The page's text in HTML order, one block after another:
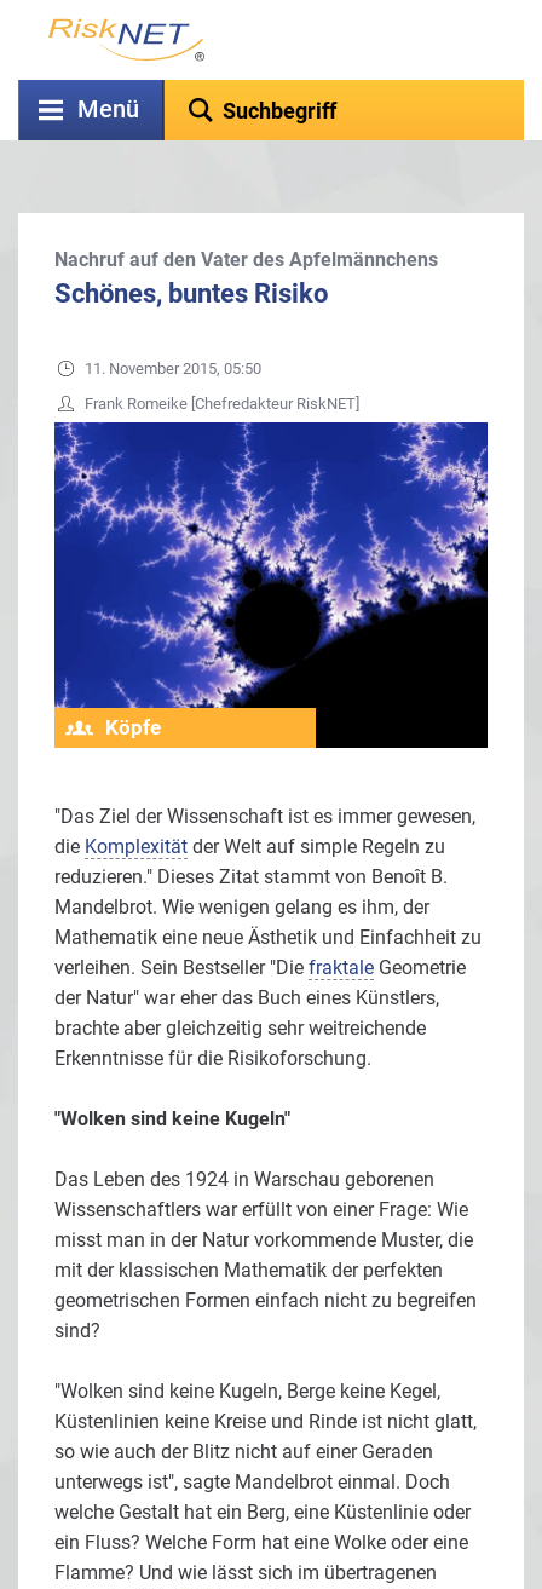
Menü
Nachruf auf den Vater des Apfelmännchens
Schönes, buntes Risiko
11. November 2015, 05:50
Frank Romeike [Chefredakteur RiskNET]
Köpfe
"Das Ziel der Wissenschaft ist es immer gewesen,
die Komplexität der Welt auf simple Regeln zu
reduzieren." Dieses Zitat stammt von Benoît B.
Mandelbrot. Wie wenigen gelang es ihm, der
Mathematik eine neue Ästhetik und Einfachheit zu
verleihen. Sein Bestseller "Die fraktale Geometrie
der Natur" war eher das Buch eines Künstlers,
brachte aber gleichzeitig sehr weitreichende
Erkenntnisse für die Risikoforschung.
"Wolken sind keine Kugeln"
Das Leben des 1924 in Warschau geborenen
Wissenschaftlers war erfüllt von einer Frage: Wie
misst man in der Natur vorkommende Muster, die
mit der klassischen Mathematik der perfekten
geometrischen Formen einfach nicht zu begreifen
sind?
"Wolken sind keine Kugeln, Berge keine Kegel,
Küstenlinien keine Kreise und Rinde ist nicht glatt,
so wie auch der Blitz nicht auf einer Geraden
unterwegs ist", sagte Mandelbrot einmal. Doch
welche Gestalt hat ein Berg, eine Küstenlinie oder
ein Fluss? Welche Form hat eine Wolke oder eine
Flamme? Und wie lässt sich im übertragenen